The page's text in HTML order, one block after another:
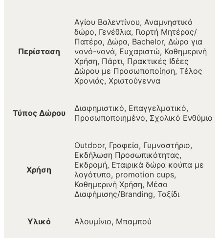
Περίσταση
Αγίου Βαλεντίνου, Αναμνηστικό
δώρο, Γενέθλια, Γιορτή Μητέρας/
Πατέρα, Δώρα, Bachelor, Δώρο για
νονό-νονά, Ευχαριστώ, Καθημερινή
Χρήση, Πάρτι, Πρακτικές Ιδέες
Δώρου με Προσωποποίηση, Τέλος
Χρονιάς, Χριστούγεννα
Τύπος Δώρου
Διαφημιστικό, Επαγγελματικό,
Προσωποποιημένο, Σχολικό Ενθύμιο
Χρήση
Outdoor, Γραφείο, Γυμναστήριο,
Εκδήλωση Προσωπικότητας,
Εκδρομή, Εταιρικά δώρα κούπα με
λογότυπο, promotion cups,
Καθημερινή Χρήση, Μέσο
Διαφήμισης/Branding, Ταξίδι
Υλικό Αλουμίνιο, Μπαμπού